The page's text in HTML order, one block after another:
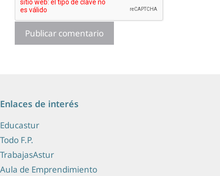
Enlaces de interés
Educastur
Todo F.P.
TrabajasAstur
Aula de Emprendimiento